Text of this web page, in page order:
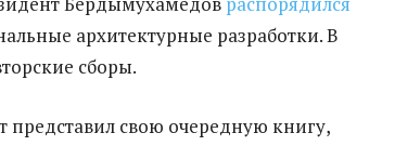
архитектурные разработки. В
сборы.
представил свою очередную книгу,